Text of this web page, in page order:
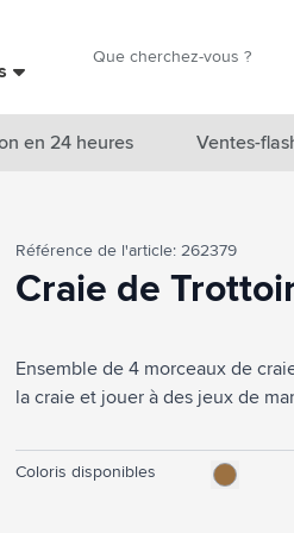
Marques
Accessoires boissons
Cuisiner & Vivre
Produits de soin
en 24 heures Ventes-
Référence de l'article: 262379
Craie de
Ensemble de 4 morceaux de
la craie et jouer à des jeux de
Coloris disponibles